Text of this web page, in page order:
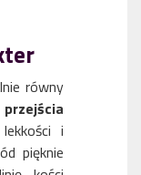
równy
i
pięknie